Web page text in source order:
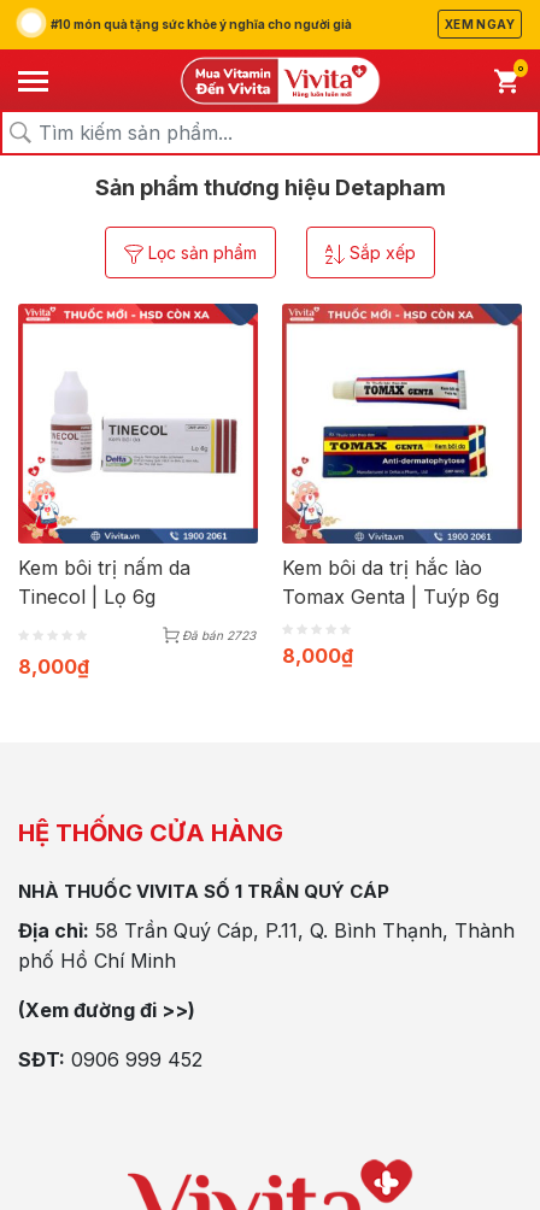
#10 món quà tặng sức khỏe ý nghĩa cho người già XEM NGAY
0
Trang chủ/Thương hiệu/
Sản phẩm thương hiệu Detapham
Lọc sản phẩm Sắp xếp
Kem bôi trị nấm da
Tinecol | Lọ 6g
Đã bán 2723
8,000₫
Kem bôi da trị hắc lào
Tomax Genta | Tuýp 6g
8,000₫
HỆ THỐNG CỬA HÀNG
NHÀ THUỐC VIVITA SỐ 1 TRẦN QUÝ CÁP
Địa chỉ: 58 Trần Quý Cáp, P.11, Q. Bình Thạnh, Thành
phố Hồ Chí Minh
(Xem đường đi >>)
SĐT: 0906 999 452